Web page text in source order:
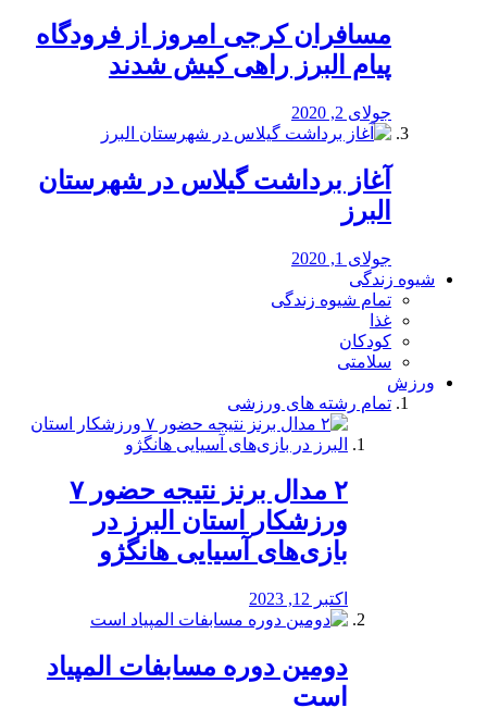
مسافران کرجی امروز از فرودگاه
پیام البرز راهی کیش شدند
جولای 2, 2020
آغاز برداشت گیلاس در شهرستان
البرز
جولای 1, 2020
شیوه زندگی
تمام شیوه زندگی
غذا
کودکان
سلامتی
ورزش
تمام رشته های ورزشی
۲ مدال برنز نتیجه حضور ۷
ورزشکار استان البرز در
بازی‌های آسیایی هانگژو
اکتبر 12, 2023
دومین دوره مسابفات المپیاد
است